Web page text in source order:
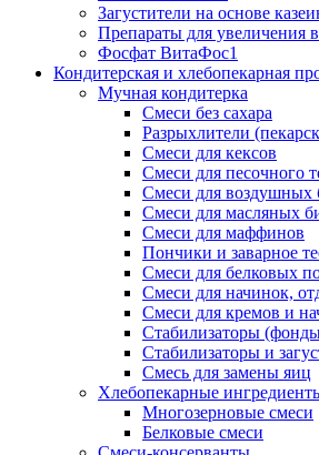
Загустители на основе
Препараты для увеличения
Фосфат ВитаФос1
Кондитерская и хлебопекарная
Мучная кондитерка
Смеси без сахара
Разрыхлители
Смеси для кексов
Смеси для песочного
Смеси для воздушных
Смеси для масляных
Смеси для маффинов
Пончики и заварное
Cмеси для белковых
Смеси для начинок,
Смеси для кремов и
Стабилизаторы
Стабилизаторы и
Смесь для замены яиц
Хлебопекарные
Многозерновые смеси
Белковые смеси